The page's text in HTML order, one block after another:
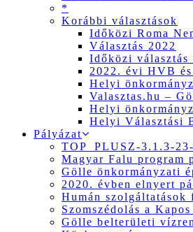
*
Korábbi választások
Időközi Roma
Választás 2022
Időközi választás
2022. évi HVB
Helyi
Valasztas.hu –
Helyi
Helyi Választási
Pályázat
TOP_PLUSZ-3.1.3-
Magyar Falu program
Gölle önkormányzati
2020. évben elnyert
Humán szolgáltatások
Szomszédolás a
Gölle belterületi